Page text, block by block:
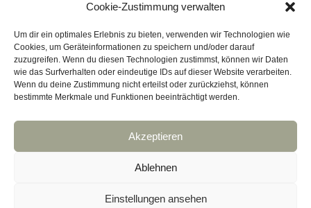
Cookie-Zustimmung verwalten
Um dir ein optimales Erlebnis zu bieten, verwenden wir Technologien wie
Cookies, um Geräteinformationen zu speichern und/oder darauf
zuzugreifen. Wenn du diesen Technologien zustimmst, können wir Daten
wie das Surfverhalten oder eindeutige IDs auf dieser Website verarbeiten.
Wenn du deine Zustimmung nicht erteilst oder zurückziehst, können
bestimmte Merkmale und Funktionen beeinträchtigt werden.
Akzeptieren
Ablehnen
Einstellungen ansehen
Projekte
Schaufenster
Travel
Datenschutz
Haftungsausschluss